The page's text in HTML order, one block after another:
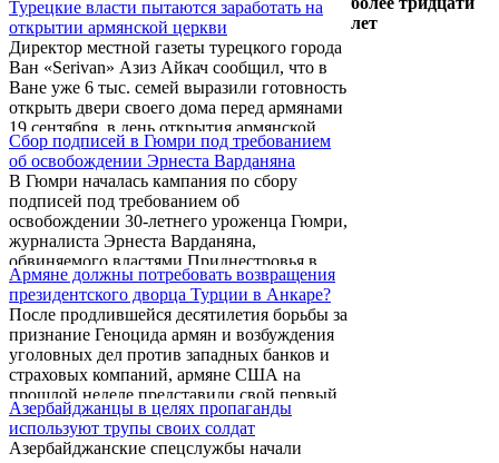
школы “Дилижан”, адресованное
Общественному совету Армении.
«доброй воли».
Турецкие власти пытаются заработать на
открытии армянской церкви
Директор местной газеты турецкого города
Ван «Serivan» Азиз Айкач сообщил, что в
Ване уже 6 тыс. семей выразили готовность
открыть двери своего дома перед армянами
19 сентября, в день открытия армянской
церкви «Сурб Хач» на острове Ахтамар.
Сбор подписей в Гюмри под требованием
об освобождении Эрнеста Варданяна
В Гюмри началась кампания по сбору
подписей под требованием об
освобождении 30-летнего уроженца Гюмри,
журналиста Эрнеста Варданяна,
обвиняемого властями Приднестровья в
шпионаже и измене родине в пользу
Молдовы. Об этом Радио Свобода
сообщила проживающая в Гюмри
двоюродная сестра журналиста.
Армяне должны потребовать возвращения
президентского дворца Турции в Анкаре?
После продлившейся десятилетия борьбы за
признание Геноцида армян и возбуждения
уголовных дел против западных банков и
страховых компаний, армяне США на
прошлой неделе представили свой первый
судебный иск против правительства
Турции, требуя компенсации в размере
нескольких миллиардов долларов за
Азербайджанцы в целях пропаганды
используют трупы своих солдат
Азербайджанские спецслужбы начали
лет